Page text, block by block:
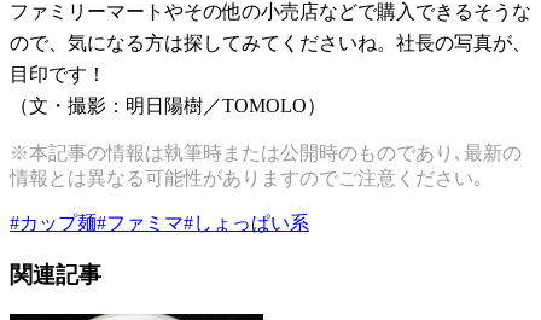
ファミリーマートやその他の小売店などで購入できるそうな
ので、気になる方は探してみてくださいね。社長の写真が、
目印です！
（文・撮影：明日陽樹／TOMOLO）
※本記事の情報は執筆時または公開時のものであり､最新の
情報とは異なる可能性がありますのでご注意ください｡
#カップ麺#ファミマ#しょっぱい系
関連記事